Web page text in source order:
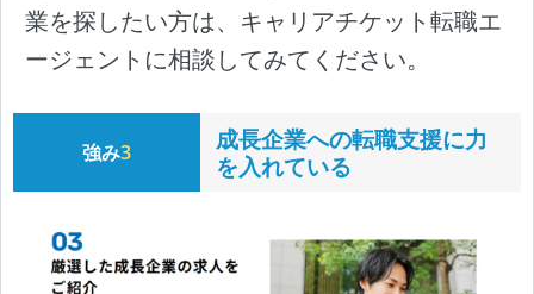
業を探したい方は、キャリアチケット転職エ
ージェントに相談してみてください。
強み3
成長企業への転職支援に力
を入れている